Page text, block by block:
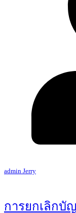
admin Jerry
การยกเลิกบั